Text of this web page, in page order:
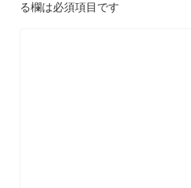
る欄は必須項目です